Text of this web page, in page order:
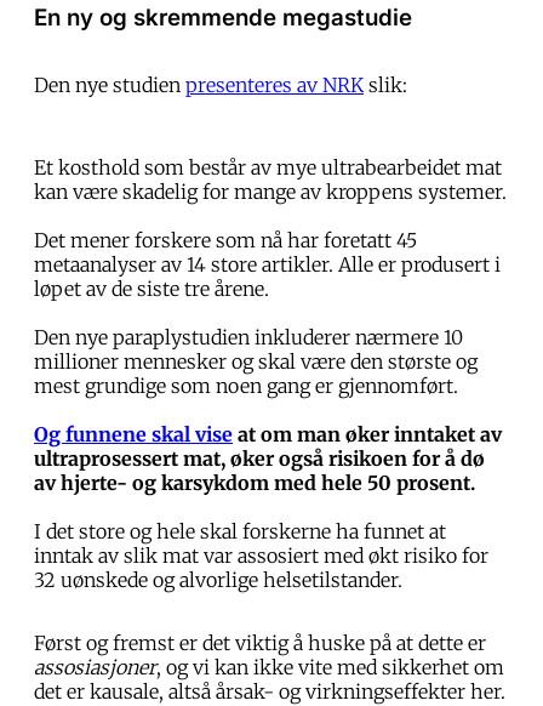
En ny og skremmende megastudie
Den nye studien presenteres av NRKslik:
Et kosthold som består av mye ultrabearbeidet mat
kan være skadelig for mange av kroppens systemer.
Det mener forskere som nå har foretatt 45
metaanalyser av 14 store artikler. Alle er produsert i
løpet av de siste tre årene.
Den nye paraplystudien inkluderer nærmere 10
millioner mennesker og skal være den største og
mest grundige som noen gang er gjennomført.
Og funnene skal vise at om man øker inntaket av
ultraprosessert mat, øker også risikoen for å dø
av hjerte- og karsykdom med hele 50 prosent.
I det store og hele skal forskerne ha funnet at
inntak av slik mat var assosiert med økt risiko for
32 uønskede og alvorlige helsetilstander.
Først og fremst er det viktig å huske på at dette er
assosiasjoner, og vi kan ikke vite med sikkerhet om
det er kausale, altså årsak- og virkningseffekter her.